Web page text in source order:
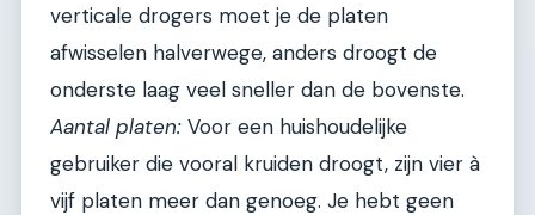
verticale drogers moet je de platen
afwisselen halverwege, anders droogt de
onderste laag veel sneller dan de bovenste.
Aantal platen: Voor een huishoudelijke
gebruiker die vooral kruiden droogt, zijn vier à
vijf platen meer dan genoeg. Je hebt geen